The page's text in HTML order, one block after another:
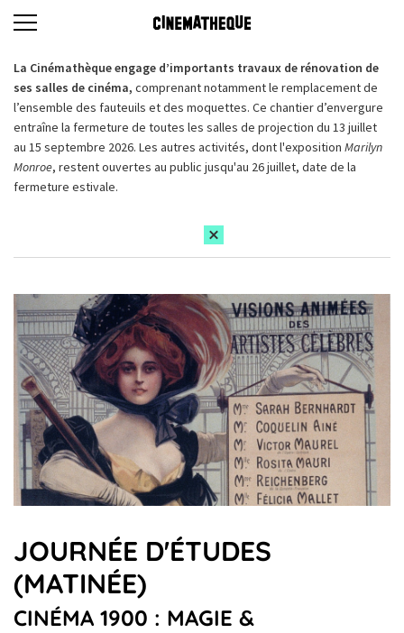
La Cinémathèque engage d’importants travaux de rénovation de
ses salles de cinéma, comprenant notamment le remplacement de
l’ensemble des fauteuils et des moquettes. Ce chantier d’envergure
entraîne la fermeture de toutes les salles de projection du 13 juillet
au 15 septembre 2026. Les autres activités, dont l'exposition Marilyn
Monroe, restent ouvertes au public jusqu'au 26 juillet, date de la
fermeture estivale.
JOURNÉE D'ÉTUDES
(MATINÉE)
CINÉMA 1900 : MAGIE &